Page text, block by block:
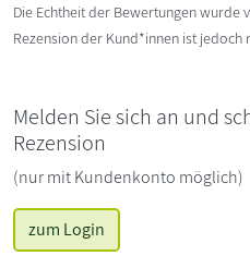
Die Echtheit der Bewertungen wurde
Rezension der Kund*innen ist
Melden Sie sich an und
Rezension
(nur mit Kundenkonto möglich)
zum Login